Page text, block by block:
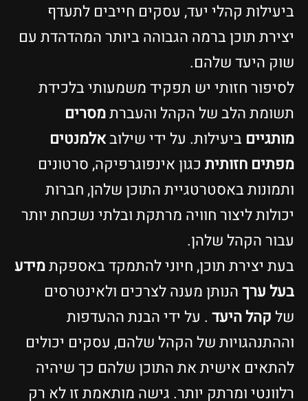
ביעילות קהלי יעד, עסקים חייבים לתעדף
יצירת תוכן ברמה הגבוהה ביותר המהדהדת עם
שוק היעד שלהם.
לסיפור חזותי יש תפקיד משמעותי בלכידת
תשומת הלב של הקהל והעברתמסרים
מותגיים ביעילות. על ידי שילובאלמנטים
מפתים חזותית כגון אינפוגרפיקה, סרטונים
ותמונות באסטרטגיית התוכן שלהן, חברות
יכולות ליצור חוויה מרתקת ובלתי נשכחת יותר
עבור הקהל שלהן.
בעת יצירת תוכן, חיוני להתמקד באספקתמידע
בעל ערךהנותן מענה לצרכים ולאינטרסים
שלקהל היעד . על ידי הבנת ההעדפות
וההתנהגויות של הקהל שלהם, עסקים יכולים
להתאים אישית את התוכן שלהם כך שיהיה
רלוונטי ומרתק יותר. גישה מותאמת זו לא רק